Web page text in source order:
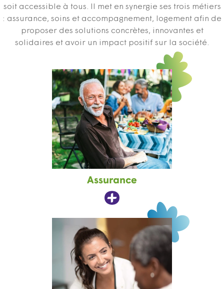
soit accessible à tous. Il met en synergie ses trois métiers
: assurance, soins et accompagnement, logement afin de
proposer des solutions concrètes, innovantes et
solidaires et avoir un impact positif sur la société.
Assurance